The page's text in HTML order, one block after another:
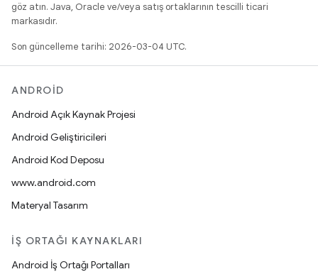
göz atın. Java, Oracle ve/veya satış ortaklarının tescilli ticari
markasıdır.
Son güncelleme tarihi: 2026-03-04 UTC.
ANDROID
Android Açık Kaynak Projesi
Android Geliştiricileri
Android Kod Deposu
www.android.com
Materyal Tasarım
İŞ ORTAĞI KAYNAKLARI
Android İş Ortağı Portalları